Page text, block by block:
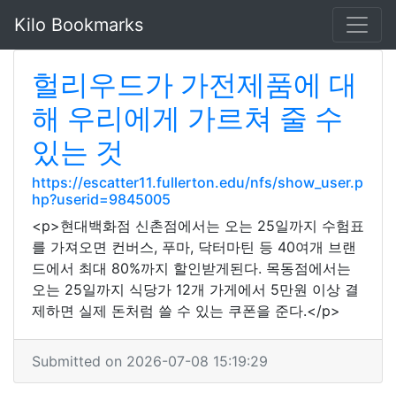
Kilo Bookmarks
헐리우드가 가전제품에 대
해 우리에게 가르쳐 줄 수
있는 것
https://escatter11.fullerton.edu/nfs/show_user.p
hp?userid=9845005
<p>현대백화점 신촌점에서는 오는 25일까지 수험표
를 가져오면 컨버스, 푸마, 닥터마틴 등 40여개 브랜
드에서 최대 80%까지 할인받게된다. 목동점에서는
오는 25일까지 식당가 12개 가게에서 5만원 이상 결
제하면 실제 돈처럼 쓸 수 있는 쿠폰을 준다.</p>
Submitted on 2026-07-08 15:19:29